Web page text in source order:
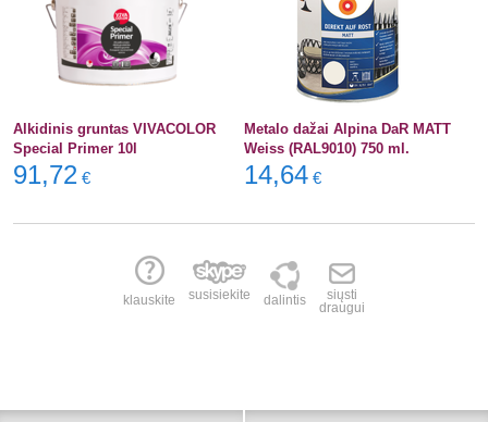
Alkidinis gruntas VIVACOLOR
Special Primer 10l
91,72 €
Metalo dažai Alpina DaR MATT
Weiss (RAL9010) 750 ml.
14,64 €
klauskite susisiekite dalintis
siųsti
draugui